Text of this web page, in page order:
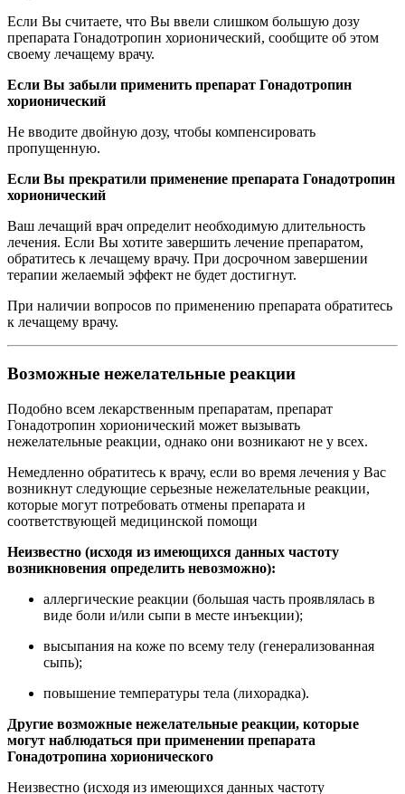
Если Вы считаете, что Вы ввели слишком большую дозу
препарата Гонадотропин хорионический, сообщите об этом
своему лечащему врачу.
Если Вы забыли применить препарат Гонадотропин
хорионический
Не вводите двойную дозу, чтобы компенсировать
пропущенную.
Если Вы прекратили применение препарата Гонадотропин
хорионический
Ваш лечащий врач определит необходимую длительность
лечения. Если Вы хотите завершить лечение препаратом,
обратитесь к лечащему врачу. При досрочном завершении
терапии желаемый эффект не будет достигнут.
При наличии вопросов по применению препарата обратитесь
к лечащему врачу.
Возможные нежелательные реакции
Подобно всем лекарственным препаратам, препарат
Гонадотропин хорионический может вызывать
нежелательные реакции, однако они возникают не у всех.
Немедленно обратитесь к врачу, если во время лечения у Вас
возникнут следующие серьезные нежелательные реакции,
которые могут потребовать отмены препарата и
соответствующей медицинской помощи
Неизвестно (исходя из имеющихся данных частоту
возникновения определить невозможно):
аллергические реакции (большая часть проявлялась в
виде боли и/или сыпи в месте инъекции);
высыпания на коже по всему телу (генерализованная
сыпь);
повышение температуры тела (лихорадка).
Другие возможные нежелательные реакции, которые
могут наблюдаться при применении препарата
Гонадотропина хорионического
Неизвестно (исходя из имеющихся данных частоту